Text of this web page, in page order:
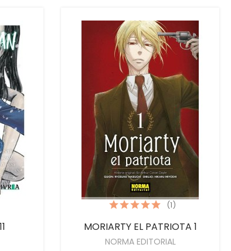
MORIARTY EL PATRIOTA 1
NORMA EDITORIAL
(1)